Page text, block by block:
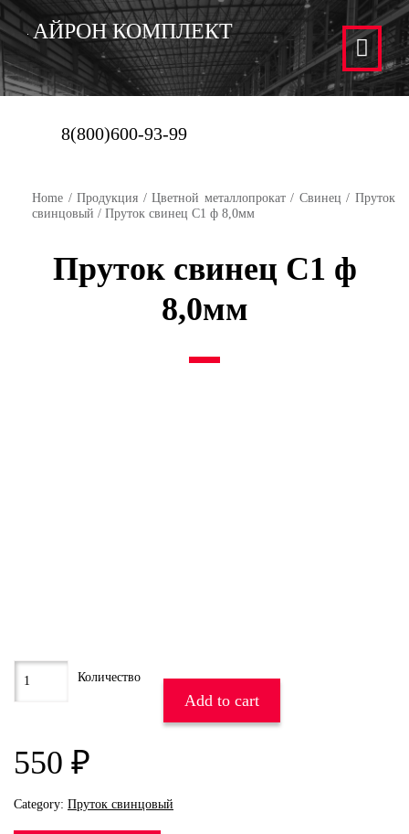
АЙРОН КОМПЛЕКТ
8(800)600-93-99
Home /Продукция /Цветной металлопрокат/ Свинец /Пруток
свинцовый / Пруток свинец С1 ф 8,0мм
Пруток свинец С1 ф
8,0мм
550 ₽
Add to cart
Category: Пруток свинцовый